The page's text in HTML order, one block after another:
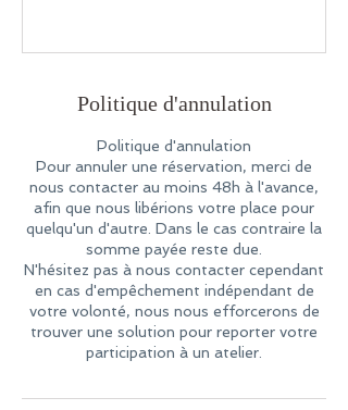
Politique d'annulation
Politique d'annulation
Pour annuler une réservation, merci de
nous contacter au moins 48h à l'avance,
afin que nous libérions votre place pour
quelqu'un d'autre. Dans le cas contraire la
somme payée reste due.
N'hésitez pas à nous contacter cependant
en cas d'empêchement indépendant de
votre volonté, nous nous efforcerons de
trouver une solution pour reporter votre
participation à un atelier.